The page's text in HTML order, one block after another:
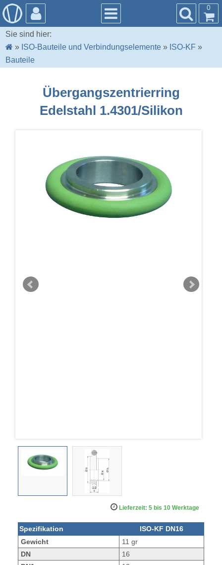
0
Sie sind hier:
» ISO-Bauteile und Verbindungselemente » ISO-KF »
Bauteile
Übergangszentrierring
Edelstahl 1.4301/Silikon
Lieferzeit: 5 bis 10 Werktage
Spezifikation
ISO-KF DN16
Gewicht
11 gr
DN
16